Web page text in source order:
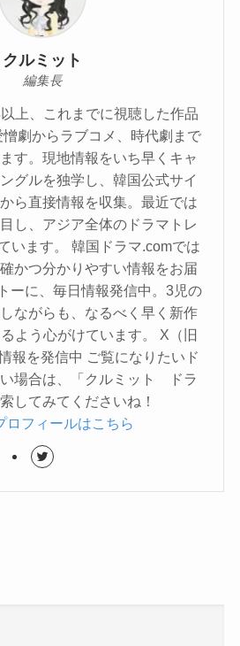
クルミット
編集長
上、これまでに視聴した作品
劇からラブコメ、時代劇まで
す。現地情報をいち早くキャ
グルを独学し、韓国公式サイ
ら直接情報を収集。最近では
し、アジア全体のドラマトレ
います。 韓国ドラマ.comでは
かつ分かりやすい情報をお届
ーに、毎日情報発信中。3児の
ながらも、なるべく早く新作
よう心がけています。 X（旧
報を発信中 ご覧になりたいド
場合は、「クルミット ドラ
してみてくださいね！
ロフィールはこちら